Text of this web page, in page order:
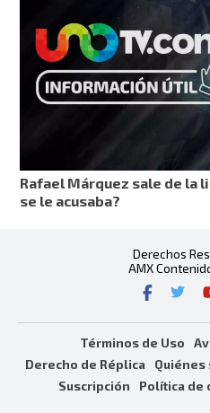
Rafael Márquez sale de la
se le acusaba?
Derechos
AMX
Términos de Uso
Derecho de Réplica
Quiénes
Suscripción
Política de